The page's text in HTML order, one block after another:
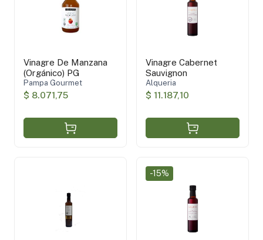
Vinagre De Manzana
(Orgánico) PG
Pampa Gourmet
$ 8.071,75
Vinagre Cabernet
Sauvignon
Alqueria
$ 11.187,10
-15%